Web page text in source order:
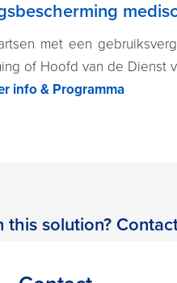
met een
of Hoofd van de Dienst
info & Programma
this solution?